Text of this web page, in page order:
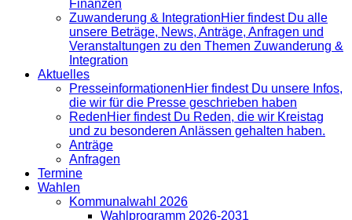
Finanzen
Zuwanderung & IntegrationHier findest Du alle
unsere Beträge, News, Anträge, Anfragen und
Veranstaltungen zu den Themen Zuwanderung &
Integration
Aktuelles
Presse­informationenHier findest Du unsere Infos,
die wir für die Presse geschrieben haben
RedenHier findest Du Reden, die wir Kreistag
und zu besonderen Anlässen gehalten haben.
Anträge
Anfragen
Termine
Wahlen
Kommunalwahl 2026
Wahlprogramm 2026-2031